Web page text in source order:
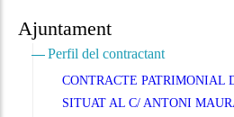
Ajuntament
Perfil del contractant
CONTRACTE PATRIMONIAL
SITUAT AL C/ ANTONI